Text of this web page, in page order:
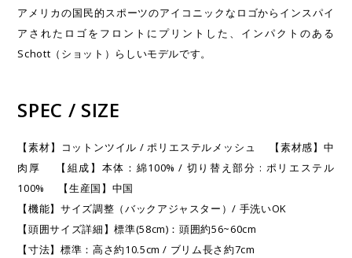
アメリカの国民的スポーツのアイコニックなロゴからインスパイ
アされたロゴをフロントにプリントした、インパクトのある
Schott（ショット）らしいモデルです。
SPEC / SIZE
【素材】コットンツイル / ポリエステルメッシュ 【素材感】中
肉厚 【組成】本体：綿100% / 切り替え部分 : ポリエステル
100% 【生産国】中国
【機能】サイズ調整（バックアジャスター）/ 手洗いOK
【頭囲サイズ詳細】標準(58cm)：頭囲約56~60cm
【寸法】標準：高さ約10.5cm / ブリム長さ約7cm